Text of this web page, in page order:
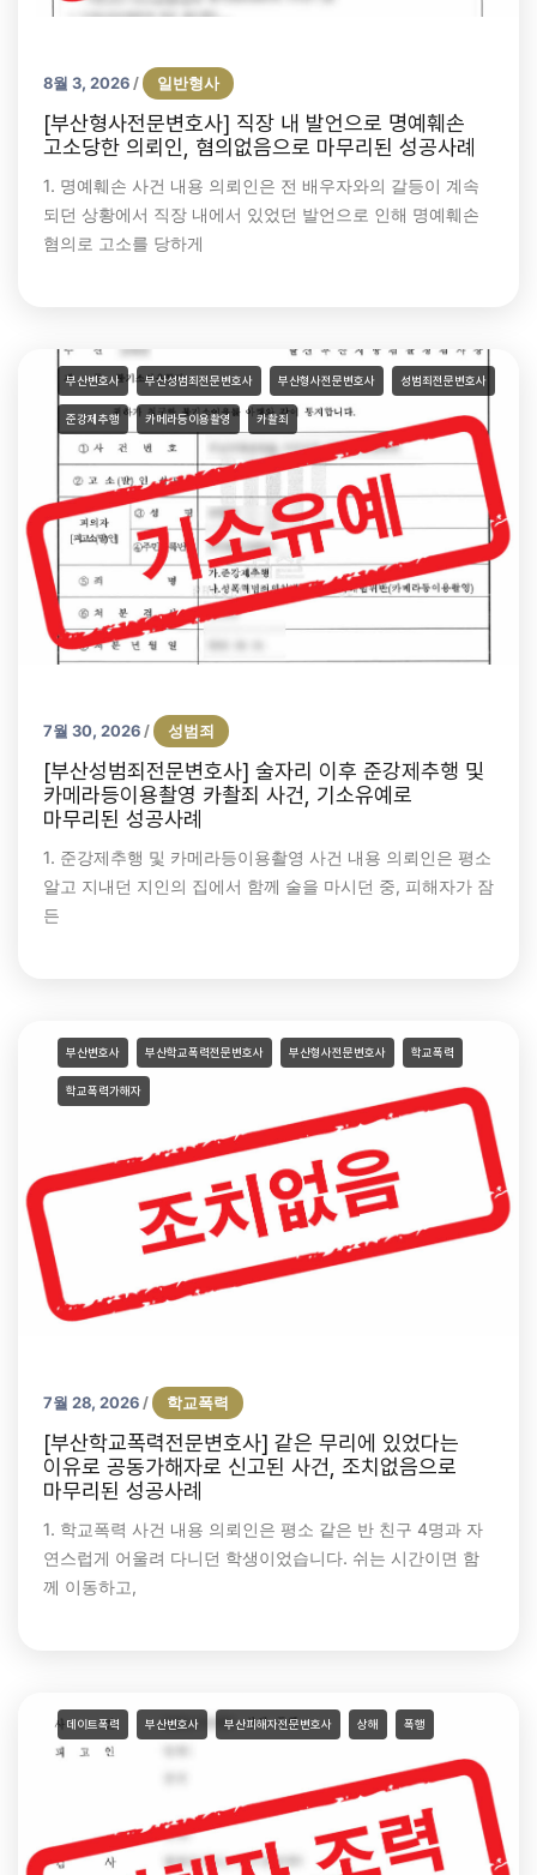
8월 3, 2026 / 일반형사
[부산형사전문변호사] 직장 내 발언으로 명예훼손
고소당한 의뢰인, 혐의없음으로 마무리된 성공사례
1. 명예훼손 사건 내용 의뢰인은 전 배우자와의 갈등이 계속
되던 상황에서 직장 내에서 있었던 발언으로 인해 명예훼손
혐의로 고소를 당하게
부산변호사 부산성범죄전문변호사 부산형사전문변호사 성범죄전문변호사
준강제추행 카메라등이용촬영 카촬죄
7월 30, 2026 / 성범죄
[부산성범죄전문변호사] 술자리 이후 준강제추행 및
카메라등이용촬영 카촬죄 사건, 기소유예로
마무리된 성공사례
1. 준강제추행 및 카메라등이용촬영 사건 내용 의뢰인은 평소
알고 지내던 지인의 집에서 함께 술을 마시던 중, 피해자가 잠
든
부산변호사 부산학교폭력전문변호사 부산형사전문변호사 학교폭력
학교폭력가해자
7월 28, 2026 / 학교폭력
[부산학교폭력전문변호사] 같은 무리에 있었다는
이유로 공동가해자로 신고된 사건, 조치없음으로
마무리된 성공사례
1. 학교폭력 사건 내용 의뢰인은 평소 같은 반 친구 4명과 자
연스럽게 어울려 다니던 학생이었습니다. 쉬는 시간이면 함
께 이동하고,
데이트폭력 부산변호사 부산피해자전문변호사 상해 폭행